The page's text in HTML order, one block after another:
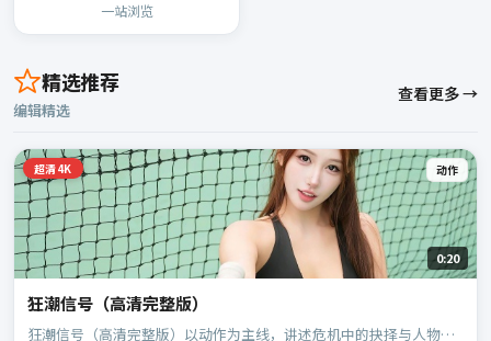
一站浏览
精选推荐
编辑精选
查看更多 →
超清4K 动作
0:20
狂潮信号（高清完整版）
狂潮信号（高清完整版）以动作为主线，讲述危机中的抉择与人物成